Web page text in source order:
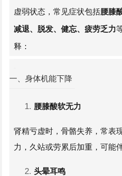
虚弱状态，常见症状包括腰膝
减退、脱发、健忘、疲劳乏力
释：
一、身体机能下降
腰膝酸软无力
肾精亏虚时，骨骼失养，常表
力，久站或劳累后加重，可能
头晕耳鸣